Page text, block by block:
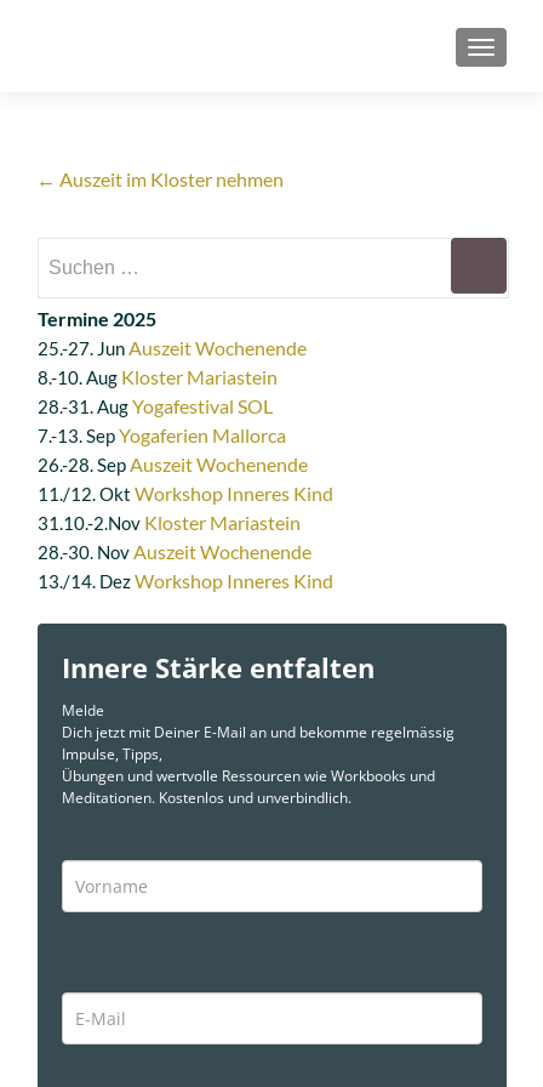
Artikel-
Navigation
← Auszeit im Kloster nehmen
nach:
Termine 2025
25.-27. JunAuszeit Wochenende
8.-10. Aug Kloster Mariastein
28.-31. AugYogafestival SOL
7.-13. SepYogaferien Mallorca
26.-28. SepAuszeit Wochenende
11./12. Okt Workshop Inneres Kind
31.10.-2.Nov Kloster Mariastein
28.-30. NovAuszeit Wochenende
13./14. DezWorkshop Inneres Kind
Innere Stärke entfalten
Melde
Dich jetzt mit Deiner E-Mail an und bekomme regelmässig
Impulse, Tipps,
Übungen und wertvolle Ressourcen wie Workbooks und
Meditationen. Kostenlos und unverbindlich.